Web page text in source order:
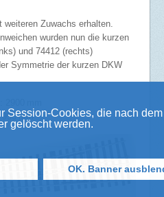
Session-Cookies, die nach dem
gelöscht werden.
OK. Banner
Zuwachs erhalten.
wurden nun die kurzen
und 74412 (rechts)
Symmetrie der kurzen DKW
mm